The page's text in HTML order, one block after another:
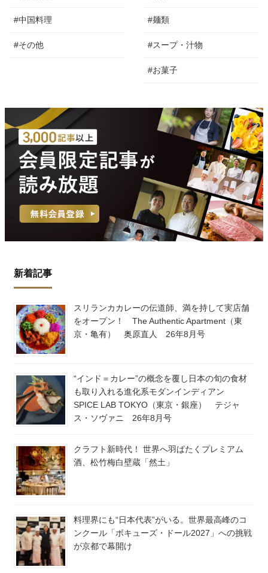
#中国料理
#その他
#麺類
#スープ・汁物
#お菓子
新着記事
スリランカカレーの伝道師、満を持して実店舗
をオープン！ The Authentic Apartment（東
京・亀有） 奥原直人 26年8月号
“インド＝カレー”の概念を覆し日本の旬の食材
も取り入れる進化系モダンインディアン
SPICE LAB TOKYO（東京・銀座） テジャ
ス・ソヴァニ 26年8月号
クラフト新時代！ 世界へ羽ばたくプレミアム
酒、松竹梅白壁蔵「然土」
料理界にも“日本代表”がいる。世界最高峰のコ
ンクール「ボキューズ・ドール2027」への挑戦
が京都で幕開け